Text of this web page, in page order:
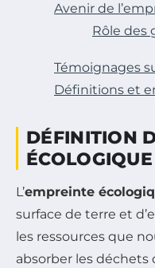
Avenir de
Rôle des
Témoignages
Définitions et
DÉFINITION
ÉCOLOGIQUE
L’empreinte
surface de terre et
les ressources que
absorber les déchets